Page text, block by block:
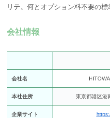
リテ。何とオプション料不要の標
会社情報
会社名
本社住所 東京都港区港
企業サイト